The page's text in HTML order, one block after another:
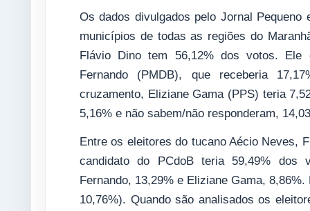
Os dados divulgados pelo Jornal
municípios de todas as regiões do
Flávio Dino tem 56,12% dos votos. Ele
Fernando (PMDB), que receberia
cruzamento, Eliziane Gama (PPS) teria
5,16% e não sabem/não responderam,
Entre os eleitores do tucano Aécio Neves,
candidato do PCdoB teria 59,49% dos
Fernando, 13,29% e Eliziane Gama,
10,76%). Quando são analisados os